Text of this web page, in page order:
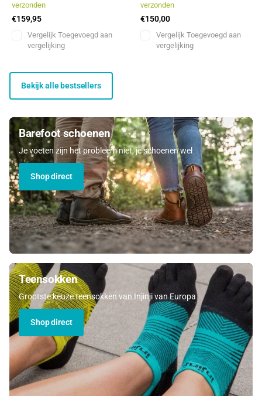
verzonden
€159,95
Vergelijk Toegevoegd aan
vergelijking
verzonden
€150,00
Vergelijk Toegevoegd aan
vergelijking
Bekijk alle bestsellers
Barefoot schoenen
Je voeten zijn het probleem niet, je schoenen wel
Shop direct
Teensokken
Grootste keuze teensokken van Injinji van Europa
Shop direct